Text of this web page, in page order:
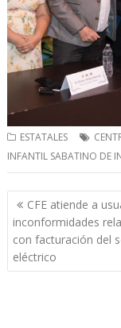
ESTATALES
INFANTIL SABATINO DE
Navegación
de
entradas
CFE atiende a
inconformidades
con facturación del
eléctrico